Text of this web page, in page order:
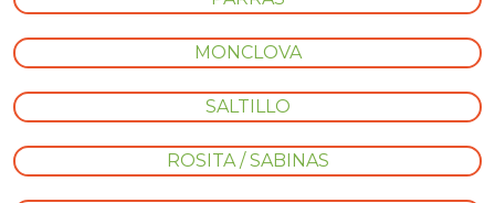
MONCLOVA
SALTILLO
ROSITA / SABINAS